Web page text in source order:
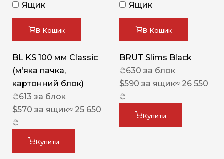
Ящик
В Кошик
BL KS 100 мм Classic
(м’яка пачка,
картонний блок)
₴613 за блок
$570 за ящик≈ 25 650
₴
Купити
Ящик
В Кошик
BRUT Slims Black
₴630 за блок
$590 за ящик≈ 26 550
₴
Купити